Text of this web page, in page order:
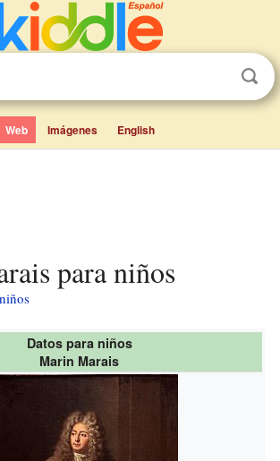
Web Imágenes English
para niños
Datos para niños
Marin Marais